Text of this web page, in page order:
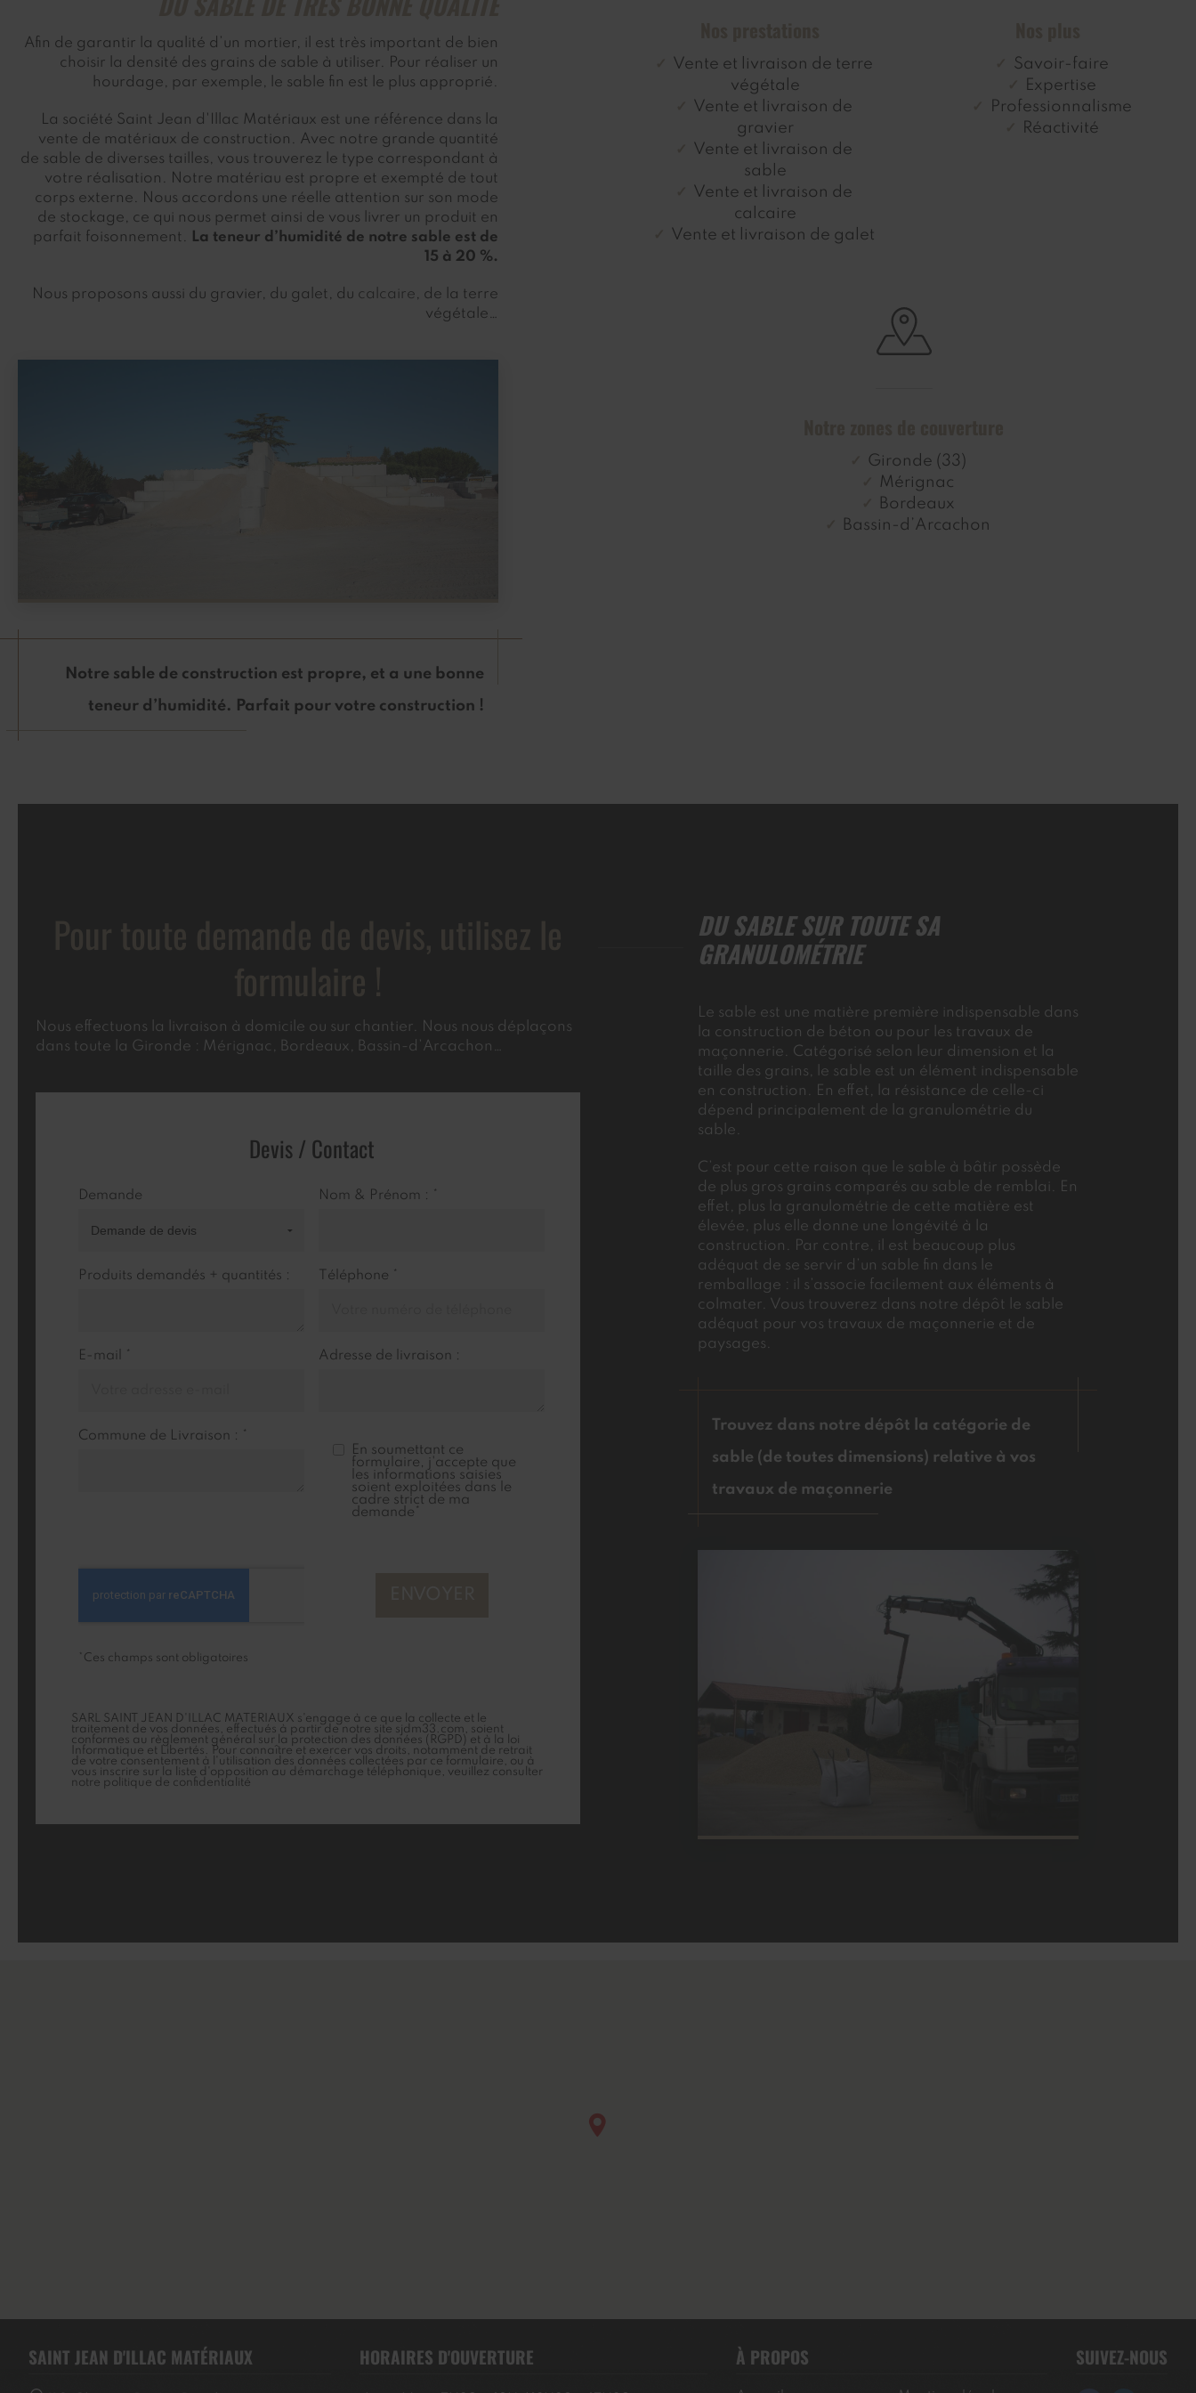
Afin de garantir la qualité d’un mortier, il est très important de bien
choisir la densité des grains de sable à utiliser. Pour réaliser un
hourdage, par exemple, le sable fin est le plus approprié.
La société Saint Jean d'Illac Matériaux est une référence dans la
vente de matériaux de construction. Avec notre grande quantité
de sable de diverses tailles, vous trouverez le type correspondant à
votre réalisation. Notre matériau est propre et exempté de tout
corps externe. Nous accordons une réelle attention sur son mode
de stockage, ce qui nous permet ainsi de vous livrer un produit en
parfait foisonnement.
La teneur d’humidité de notre sable est de
15 à 20 %.
Nous proposons aussi du gravier, du galet, du calcaire, de la terre
végétale…
Notre sable de construction est propre, et a une bonne
teneur d’humidité. Parfait pour votre construction !
Vente et livraison de terre
végétale
Vente et livraison de
gravier
Vente et livraison de
sable
Vente et livraison de
calcaire
Vente et livraison de galet
Savoir-faire
Expertise
Professionnalisme
Réactivité
Gironde (33)
Mérignac
Bordeaux
Bassin-d’Arcachon
DU SABLE SUR TOUTE SA
GRANULOMÉTRIE
Le sable est une matière première indispensable dans
la construction de béton ou pour les travaux de
maçonnerie. Catégorisé selon leur dimension et la
taille des grains, le sable est un élément indispensable
en construction. En effet, la résistance de celle-ci
dépend principalement de la granulométrie du
sable.
C’est pour cette raison que le sable à bâtir possède
de plus gros grains comparés au sable de remblai. En
effet, plus la granulométrie de cette matière est
élevée, plus elle donne une longévité à la
construction. Par contre, il est beaucoup plus
adéquat de se servir d’un sable fin dans le
remballage : il s’associe facilement aux éléments à
colmater. Vous trouverez dans notre dépôt le sable
adéquat pour vos travaux de maçonnerie et de
paysages.
Trouvez dans notre dépôt la catégorie de
sable (de toutes dimensions) relative à vos
travaux de maçonnerie
Nous effectuons la livraison à domicile ou sur chantier. Nous nous déplaçons
dans toute la Gironde : Mérignac, Bordeaux, Bassin-d’Arcachon…
Devis / Contact
Demande Nom & Prénom : *
Produits demandés + quantités : Téléphone *
E-mail * Adresse de livraison :
Commune de Livraison : *
En soumettant ce
formulaire, j'accepte que
les informations saisies
soient exploitées dans le
cadre strict de ma
demande*
*Ces champs sont obligatoires
SARL SAINT JEAN D'ILLAC MATERIAUX s'engage à ce que la collecte et le
traitement de vos données, effectués à partir de notre site sjdm33.com , soient
conformes au règlement général sur la protection des données (RGPD) et à la loi
Informatique et Libertés. Pour connaître et exercer vos droits, notamment de retrait
de votre consentement à l'utilisation des données collectées par ce formulaire, ou à
vous inscrire sur la liste d'opposition au démarchage téléphonique, veuillez consulter
notre politique de confidentialité
SAINT JEAN D'ILLAC MATÉRIAUX HORAIRES D'OUVERTURE À PROPOS SUIVEZ-NOUS